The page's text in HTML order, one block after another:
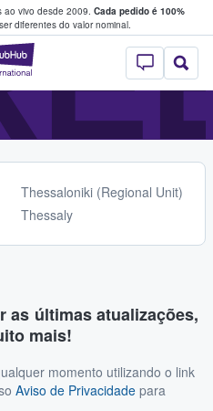
ao vivo desde 2009. Cada pedido é 100%
diferentes do valor nominal.
StubHub – onde
bilhetes
Thessaloniki (Regional Unit)
Thessaly
as últimas atualizações,
mais!
momento utilizando o link
Aviso de Privacidade para